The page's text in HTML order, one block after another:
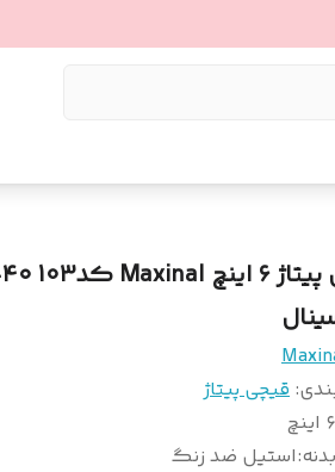
: قیچی پیتاژ
۶ اینچ
:استیل ضد زنگ